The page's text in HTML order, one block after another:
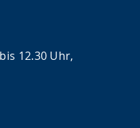
12.30 Uhr,